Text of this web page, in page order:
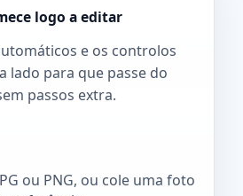
logo a editar
e os controlos
lado para que passe do
passos extra.
ou PNG, ou cole uma foto